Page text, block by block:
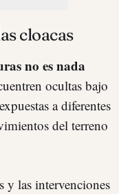
cloacas
no es nada
ocultas bajo
a diferentes
del terreno
y las intervenciones